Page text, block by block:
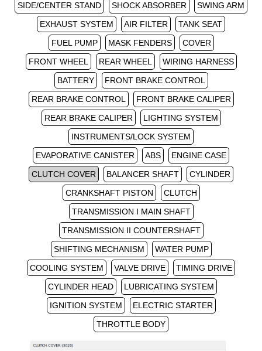
SIDE/CENTER STAND
SHOCK ABSORBER
SWING ARM
EXHAUST SYSTEM
AIR FILTER
TANK SEAT
FUEL PUMP
MASK FENDERS
COVER
FRONT WHEEL
REAR WHEEL
WIRING HARNESS
BATTERY
FRONT BRAKE CONTROL
REAR BRAKE CONTROL
FRONT BRAKE CALIPER
REAR BRAKE CALIPER
LIGHTING SYSTEM
INSTRUMENTS/LOCK SYSTEM
EVAPORATIVE CANISTER
ABS
ENGINE CASE
CLUTCH COVER
BALANCER SHAFT
CYLINDER
CRANKSHAFT PISTON
CLUTCH
TRANSMISSION I MAIN SHAFT
TRANSMISSION II COUNTERSHAFT
SHIFTING MECHANISM
WATER PUMP
COOLING SYSTEM
VALVE DRIVE
TIMING DRIVE
CYLINDER HEAD
LUBRICATING SYSTEM
IGNITION SYSTEM
ELECTRIC STARTER
THROTTLE BODY